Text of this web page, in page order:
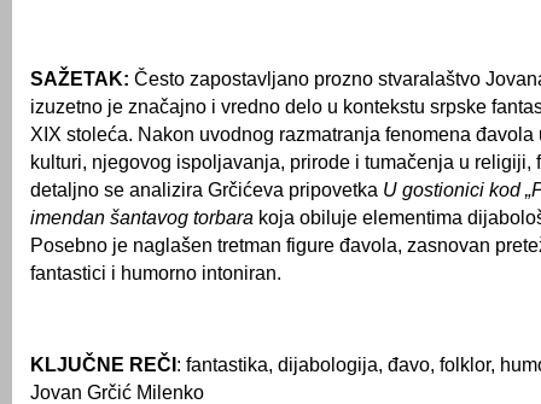
SAŽETAK: Često zapostavljano prozno stvaralaštvo
izuzetno je značajno i vredno delo u kontekstu srpske
XIX stoleća. Nakon uvodnog razmatranja fenomena đavola
kulturi, njegovog ispoljavanja, prirode i tumačenja u religiji,
detaljno se analizira Grčićeva pripovetka U gostionici kod
imendan šantavog torbara koja obiluje elementima
Posebno je naglašen tretman figure đavola, zasnovan
fantastici i humorno intoniran.
KLJUČNE REČI: fantastika, dijabologija, đavo, folklor,
Jovan Grčić Milenko